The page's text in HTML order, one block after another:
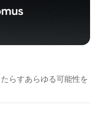
らすあらゆる可能性を